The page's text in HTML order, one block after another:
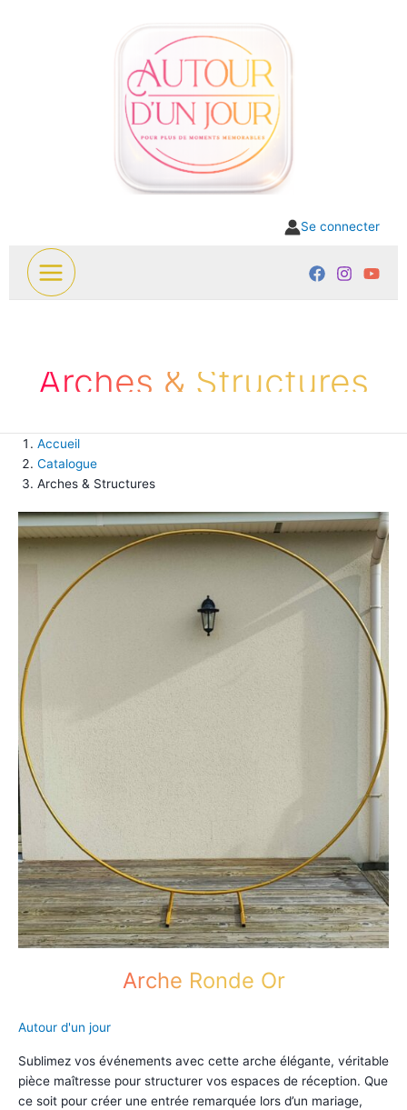
Se connecter
Arches & Structures
Accueil
Catalogue
Arches & Structures
Arche Ronde Or
Autour d'un jour
Sublimez vos événements avec cette arche élégante, véritable
pièce maîtresse pour structurer vos espaces de réception. Que
ce soit pour créer une entrée remarquée lors d’un mariage,